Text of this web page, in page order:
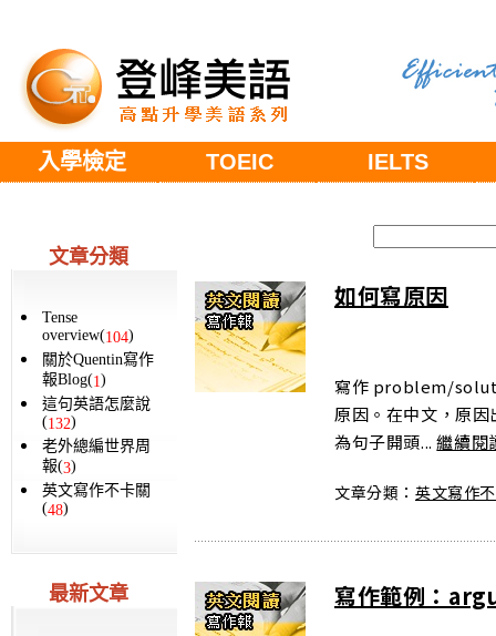
入學檢定 TOEIC IELTS
文章分類
Tense
overview(104)
關於Quentin寫作
報Blog(1)
這句英語怎麼說
(132)
老外總編世界周
報(3)
英文寫作不卡關
(48)
最新文章
如何寫原因
寫作 problem/
原因。在中文，原
為句子開頭...繼續閱
文章分類： 英文寫作
寫作範例：